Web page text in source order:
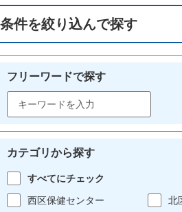
条件を絞り込んで探す
フリーワードで探す
カテゴリから探す
すべてにチェック
西区保健センター
北